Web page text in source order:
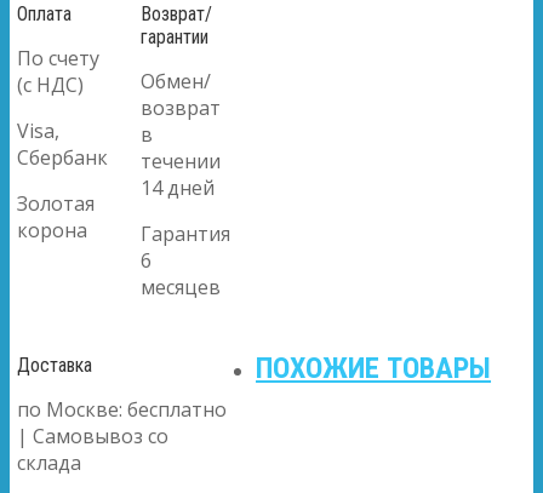
Оплата
По счету
(с НДС)
Visa,
Сбербанк
Золотая
корона
Возврат/
гарантии
Обмен/
возврат
в
течении
14 дней
Гарантия
6
месяцев
Доставка
по Москве: бесплатно
| Самовывоз со
склада
ПОХОЖИЕ ТОВАРЫ